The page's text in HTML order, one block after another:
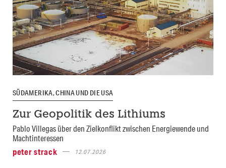
SÜDAMERIKA, CHINA UND DIE USA
Zur Geopolitik des Lithiums
Pablo Villegas über den Zielkonflikt zwischen Energiewende und
Machtinteressen
peter strack
12.07.2026